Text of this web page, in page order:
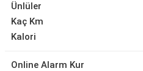
Ünlüler
Kaç Km
Kalori
Online Alarm Kur